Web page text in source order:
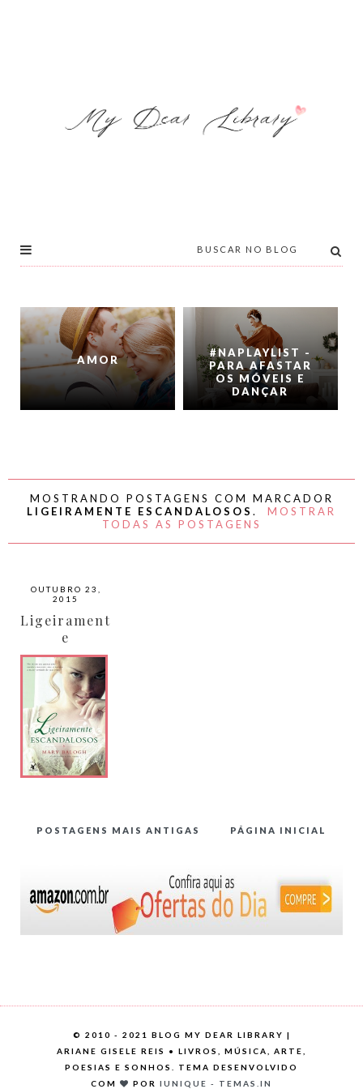
AMOR
#NAPLAYLIST -
PARA AFASTAR
OS MÓVEIS E
DANÇAR
MOSTRANDO POSTAGENS COM MARCADOR
LIGEIRAMENTE ESCANDALOSOS.
MOSTRAR
TODAS AS POSTAGENS
OUTUBRO 23,
2015
Ligeirament
e
Escandalos
os por Mary
Balogh
POSTAGENS MAIS ANTIGAS PÁGINA INICIAL
© 2010 - 2021 BLOG MY DEAR LIBRARY |
ARIANE GISELE REIS • LIVROS, MÚSICA, ARTE,
POESIAS E SONHOS. TEMA DESENVOLVIDO
COM
POR IUNIQUE - TEMAS.IN